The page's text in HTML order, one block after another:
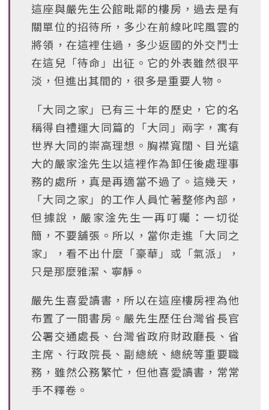
這座與嚴先生公館毗鄰的樓房，過去是有
關單位的招待所，多少在前線叱咤風雲的
將領，在這裡住過，多少返國的外交鬥士
在這兒「待命」出征。它的外表雖然很平
淡，但進出其間的，很多是重要人物。
「大同之家」已有三十年的歷史，它的名
稱得自禮運大同篇的「大同」兩字，寓有
世界大同的崇高理想。胸襟寬闊、目光遠
大的嚴家淦先生以這裡作為卸任後處理事
務的處所，真是再適當不過了。這幾天，
「大同之家」的工作人員忙著整修內部，
但據說，嚴家淦先生一再叮囑：一切從
簡，不要舖張。所以，當你走進「大同之
家」，看不出什麼「豪華」或「氣派」，
只是那麼雅潔、寧靜。
嚴先生喜愛讀書，所以在這座樓房裡為他
布置了一間書房。嚴先生歷任台灣省長官
公署交通處長、台灣省政府財政廳長、省
主席、行政院長、副總統、總統等重要職
務，雖然公務繁忙，但他喜愛讀書，常常
手不釋卷。